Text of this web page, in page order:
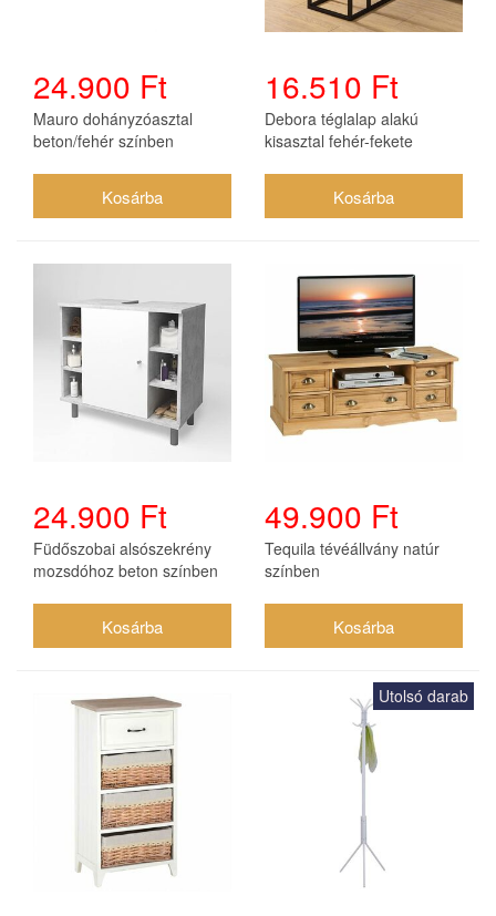
24.900 Ft
Mauro dohányzóasztal
beton/fehér színben
16.510 Ft
Debora téglalap alakú
kisasztal fehér-fekete
24.900 Ft
Füdőszobai alsószekrény
mozsdóhoz beton színben
49.900 Ft
Tequila tévéállvány natúr
színben
Utolsó darab